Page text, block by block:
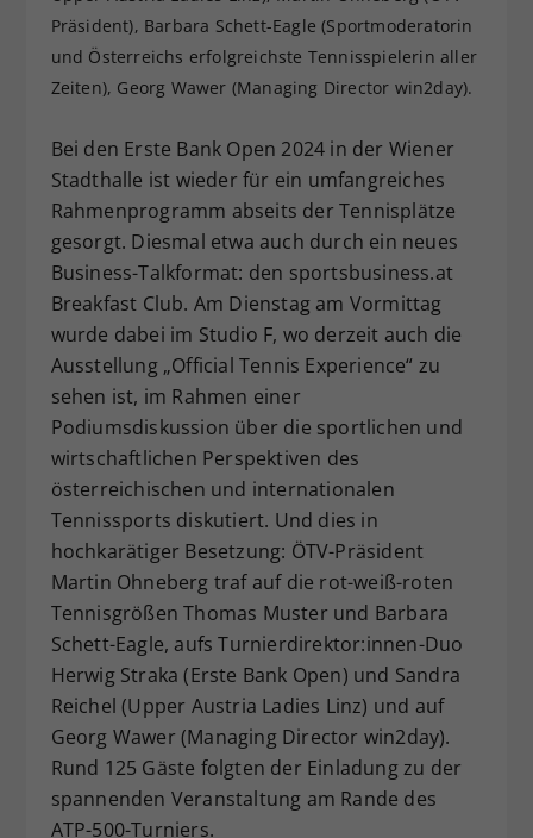
Präsident), Barbara Schett-Eagle (Sportmoderatorin
und Österreichs erfolgreichste Tennisspielerin aller
Zeiten), Georg Wawer (Managing Director win2day).
Bei den Erste Bank Open 2024 in der Wiener
Stadthalle ist wieder für ein umfangreiches
Rahmenprogramm abseits der Tennisplätze
gesorgt. Diesmal etwa auch durch ein neues
Business-Talkformat: den sportsbusiness.at
Breakfast Club. Am Dienstag am Vormittag
wurde dabei im Studio F, wo derzeit auch die
Ausstellung „Official Tennis Experience“ zu
sehen ist, im Rahmen einer
Podiumsdiskussion über die sportlichen und
wirtschaftlichen Perspektiven des
österreichischen und internationalen
Tennissports diskutiert. Und dies in
hochkarätiger Besetzung: ÖTV-Präsident
Martin Ohneberg traf auf die rot-weiß-roten
Tennisgrößen Thomas Muster und Barbara
Schett-Eagle, aufs Turnierdirektor:innen-Duo
Herwig Straka (Erste Bank Open) und Sandra
Reichel (Upper Austria Ladies Linz) und auf
Georg Wawer (Managing Director win2day).
Rund 125 Gäste folgten der Einladung zu der
spannenden Veranstaltung am Rande des
ATP-500-Turniers.
Dieser Wert speichert Ihre Consent-
Einstellungen. Unter anderem eine
zufällig generierte ID, für die
Webseiten-Betreiber dies eingestellt
hat.